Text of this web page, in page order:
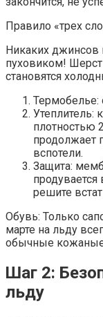
Правило «трех
Никаких джинсов
пуховиком!
становятся
Термобелье:
Утеплитель:
плотностью
продолжает
вспотели.
Защита:
решите
Обувь: Только
марте на льду
обычные кожаные
Шаг 2:
льду